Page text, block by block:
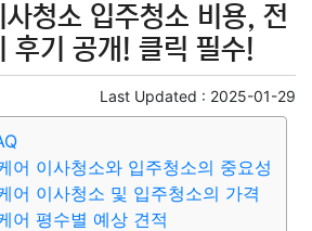
청소 입주청소 비용, 전
후기 공개! 클릭 필수!
Last Updated : 2025-01-29
어 이사청소와 입주청소의 중요성
어 이사청소 및 입주청소의 가격
어 평수별 예상 견적